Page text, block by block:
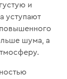
и
уступают
шума, а